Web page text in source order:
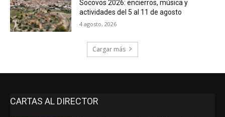
Socovos 2026: encierros, música y
actividades del 5 al 11 de agosto
4 agosto, 2026
Cargar más
CARTAS AL DIRECTOR